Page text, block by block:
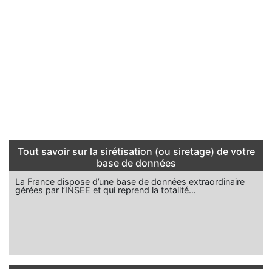
Tout savoir sur la sirétisation (ou siretage) de votre
base de données
La France dispose d’une base de données extraordinaire
gérées par l’INSEE et qui reprend la totalité…